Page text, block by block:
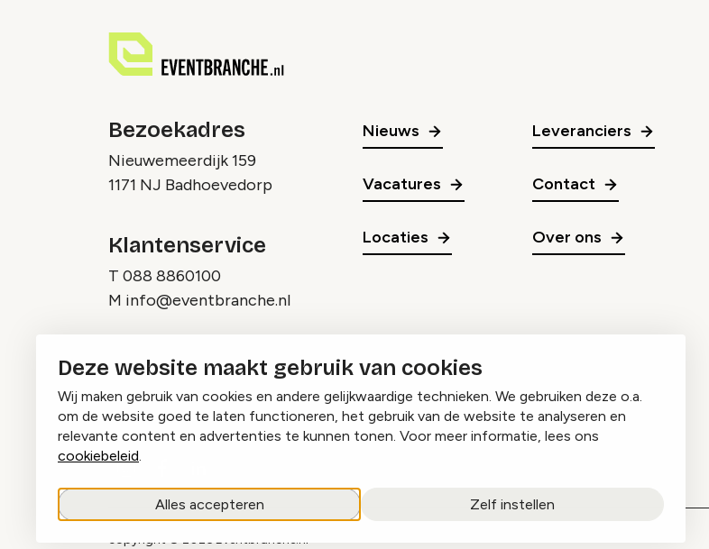
Deze website maakt gebruik van cookies
Wij maken gebruik van cookies en andere gelijkwaardige technieken. We gebruiken deze o.a.
om de website goed te laten functioneren, het gebruik van de website te analyseren en
relevante content en advertenties te kunnen tonen. Voor meer informatie, lees ons
cookiebeleid.
Alles accepteren Zelf instellen
Bezoekadres
Nieuwemeerdijk 159
1171 NJ Badhoevedorp
Klantenservice
T 088 8860100
M info@eventbranche.nl
Nieuws
Vacatures
Locaties
Leveranciers
Contact
Over ons
copyright © 2026 Eventbranche.nl